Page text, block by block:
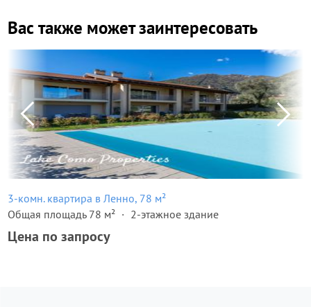
Вас также может заинтересовать
3-комн. квартира в Ленно, 78 м²
Общая площадь 78 м²
2-этажное здание
Цена по запросу